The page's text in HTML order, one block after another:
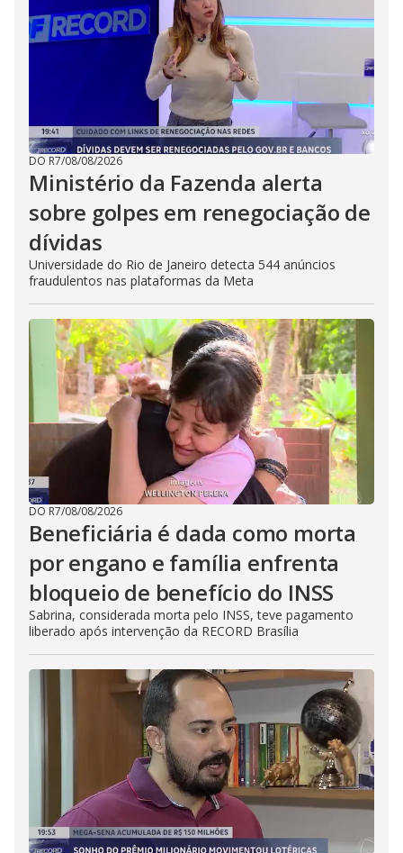
DO R7/08/08/2026
Ministério da Fazenda alerta
sobre golpes em renegociação de
dívidas
Universidade do Rio de Janeiro detecta 544 anúncios
fraudulentos nas plataformas da Meta
DO R7/08/08/2026
Beneficiária é dada como morta
por engano e família enfrenta
bloqueio de benefício do INSS
Sabrina, considerada morta pelo INSS, teve pagamento
liberado após intervenção da RECORD Brasília